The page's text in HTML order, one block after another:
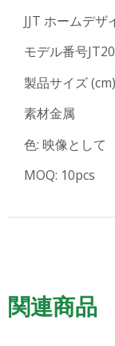
JJT ホームデ
モデル番号
製品サイズ
素材金属
色: 映像として
MOQ: 10pcs
関連商品